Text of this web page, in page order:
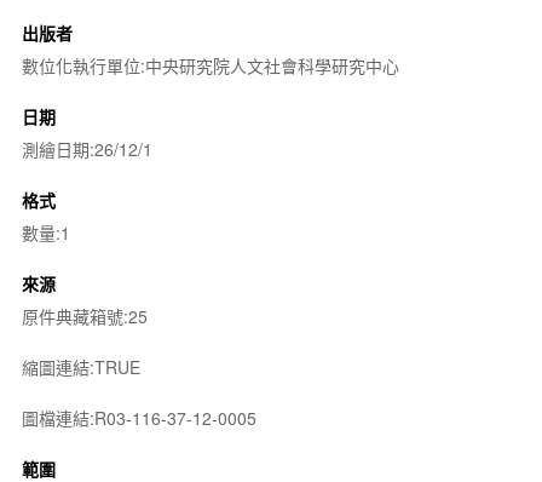
出版者
數位化執行單位:中央研究院人文社會科學研究中心
日期
測繪日期:26/12/1
格式
數量:1
來源
原件典藏箱號:25
縮圖連結:TRUE
圖檔連結:R03-116-37-12-0005
範圍